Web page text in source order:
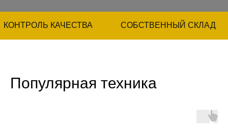
КОНТРОЛЬ КАЧЕСТВА СОБСТВЕННЫЙ СКЛАД
Популярная техника